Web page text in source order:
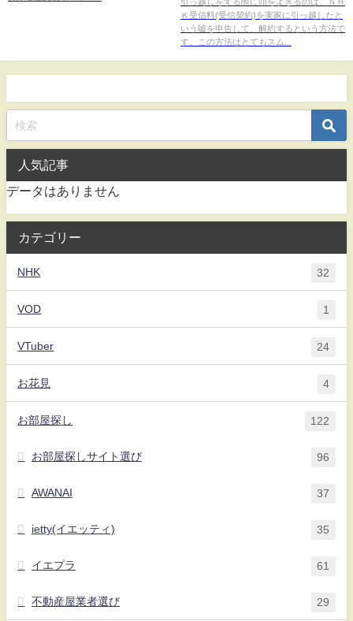
Ｋ受信料(受信契約)を実家に引っ越したと
いう嘘を申告して、解約するという方法で
す。この方法はとてもスム...
人気記事
データはありません
カテゴリー
NHK 32
VOD 1
VTuber 24
お花見 4
お部屋探し 122
お部屋探しサイト選び 96
AWANAI 37
ietty(イエッティ) 35
イエプラ 61
不動産屋業者選び 29